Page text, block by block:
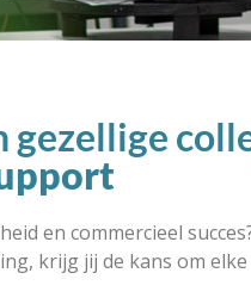
en commercieel
krijg jij de kans om